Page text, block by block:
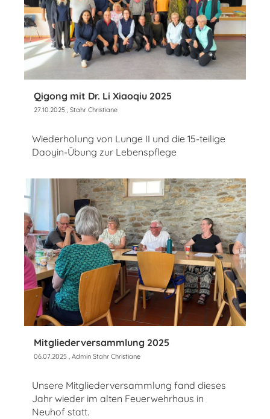
Qigong mit Dr. Li Xiaoqiu 2025
27.10.2025 , Stahr Christiane
Wiederholung von Lunge II und die 15-teilige
Daoyin-Übung zur Lebenspflege
Mitgliederversammlung 2025
06.07.2025 , Admin Stahr Christiane
Unsere Mitgliederversammlung fand dieses
Jahr wieder im alten Feuerwehrhaus in
Neuhof statt.